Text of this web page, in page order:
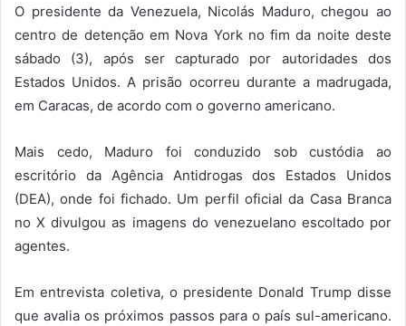
O presidente da Venezuela, Nicolás Maduro, chegou ao
centro de detenção em Nova York no fim da noite deste
sábado (3), após ser capturado por autoridades dos
Estados Unidos. A prisão ocorreu durante a madrugada,
em Caracas, de acordo com o governo americano.
Mais cedo, Maduro foi conduzido sob custódia ao
escritório da Agência Antidrogas dos Estados Unidos
(DEA), onde foi fichado. Um perfil oficial da Casa Branca
no X divulgou as imagens do venezuelano escoltado por
agentes.
Em entrevista coletiva, o presidente Donald Trump disse
que avalia os próximos passos para o país sul-americano.